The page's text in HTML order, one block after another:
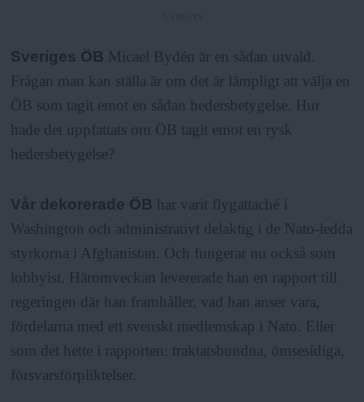
Sveriges ÖB Micael Bydén är en sådan utvald.
Frågan man kan ställa är om det är lämpligt att välja en
ÖB som tagit emot en sådan hedersbetygelse. Hur
hade det uppfattats om ÖB tagit emot en rysk
hedersbetygelse?
Vår dekorerade ÖB har varit flygattaché i
Washington och administrativt delaktig i de Nato-ledda
styrkorna i Afghanistan. Och fungerar nu också som
lobbyist. Häromveckan levererade han en rapport till
regeringen där han framhåller, vad han anser vara,
fördelarna med ett svenskt medlemskap i Nato. Eller
som det hette i rapporten: traktatsbundna, ömsesidiga,
försvarsförpliktelser.